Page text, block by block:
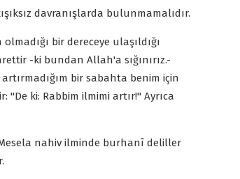
davranışlarda bulunmamalıdır.
bir dereceye ulaşıldığı
-ki bundan Allah'a sığınırız.-
bir sabahta benim için
ki: Rabbim ilmimi artır!" Ayrıca
Mesela nahiv ilminde burhanî deliller